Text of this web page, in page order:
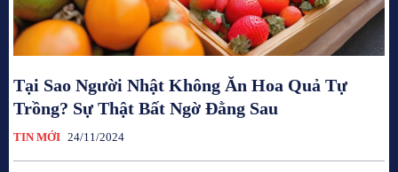
Tại Sao Người Nhật Không Ăn Hoa Quả Tự
Trồng? Sự Thật Bất Ngờ Đằng Sau
TIN MỚI 24/11/2024